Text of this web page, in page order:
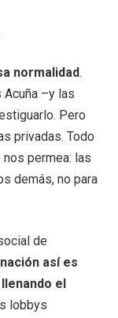
normalidad.
–y las
Pero
privadas. Todo
permea: las
demás, no para
de
así es
el
lobbys